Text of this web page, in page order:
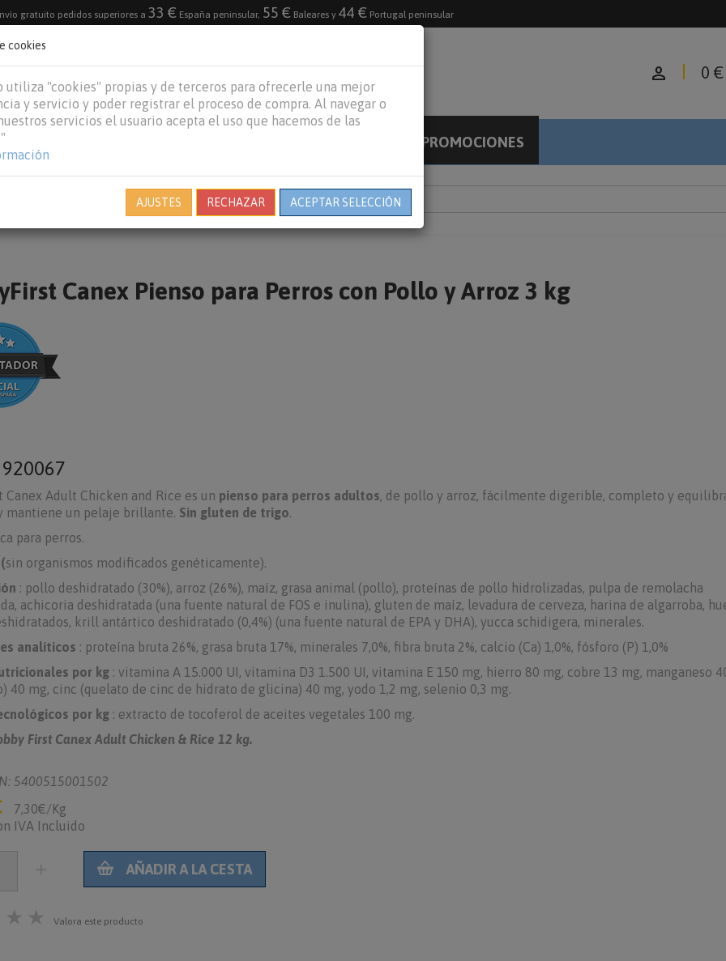
gratuito pedidos superiores a 33 € España peninsular, 55 € Baleares y 44 € Portugal peninsular
DESTACADO
VACACIONES DE VERANO 2026 person 0 €
REPTILES PROMOCIONES
Canex Pienso para Perros con Pollo y Arroz 3 kg
920067
Canex Adult Chicken and Rice es un pienso para perros adultos, de pollo y arroz, fácilmente digerible, completo y
mantiene un pelaje brillante. Sin gluten de trigo.
para perros.
sin organismos modificados genéticamente).
: pollo deshidratado (30%), arroz (26%), maíz, grasa animal (pollo), proteínas de pollo hidrolizadas, pulpa de remolacha
achicoria deshidratada (una fuente natural de FOS e inulina), gluten de maíz, levadura de cerveza, harina de algarroba,
krill antártico deshidratado (0,4%) (una fuente natural de EPA y DHA), yucca schidigera, minerales.
analíticos : proteína bruta 26%, grasa bruta 17%, minerales 7,0%, fibra bruta 2%, calcio (Ca) 1,0%, fósforo (P) 1,0%
por kg : vitamina A 15.000 UI, vitamina D3 1.500 UI, vitamina E 150 mg, hierro 80 mg, cobre 13 mg, manganeso
40 mg, cinc (quelato de cinc de hidrato de glicina) 40 mg, yodo 1,2 mg, selenio 0,3 mg.
por kg : extracto de tocoferol de aceites vegetales 100 mg.
First Canex Adult Chicken & Rice 12 kg.
5400515001502
7,30€/Kg
IVA Incluido
AÑADIR A LA CESTA
★ ★ Valora este producto
cookies
utiliza "cookies" propias y de terceros para ofrecerle una mejor
y servicio y poder registrar el proceso de compra. Al navegar o
servicios el usuario acepta el uso que hacemos de las
AJUSTES RECHAZAR ACEPTAR SELECCIÓN